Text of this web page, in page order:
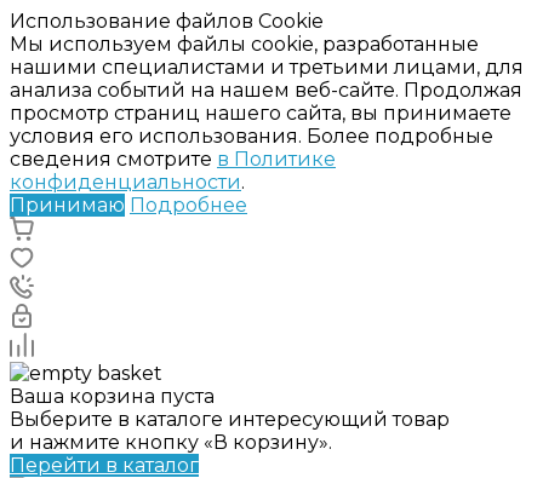
Использование файлов Cookie
Мы используем файлы cookie, разработанные
нашими специалистами и третьими лицами, для
анализа событий на нашем веб-сайте. Продолжая
просмотр страниц нашего сайта, вы принимаете
условия его использования. Более подробные
сведения смотрите в Политике
конфиденциальности.
Принимаю Подробнее
Ваша корзина пуста
Выберите в каталоге интересующий товар
и нажмите кнопку «В корзину».
Перейти в каталог